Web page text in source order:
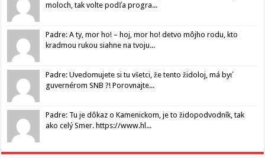
moloch, tak volte podľa progra...
Padre: A ty, mor ho! – hoj, mor ho! detvo môjho rodu, kto
kradmou rukou siahne na tvoju...
Padre: Uvedomujete si tu všetci, že tento židoloj, má byť
guvernérom SNB ?! Porovnajte...
Padre: Tu je dôkaz o Kamenickom, je to židopodvodník, tak
ako celý Smer. https://www.hl...